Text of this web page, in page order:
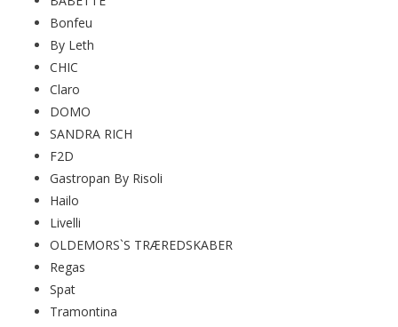
Bonfeu
By Leth
CHIC
Claro
DOMO
SANDRA RICH
F2D
Gastropan By Risoli
Hailo
Livelli
OLDEMORS`S TRÆREDSKABER
Regas
Spat
Tramontina